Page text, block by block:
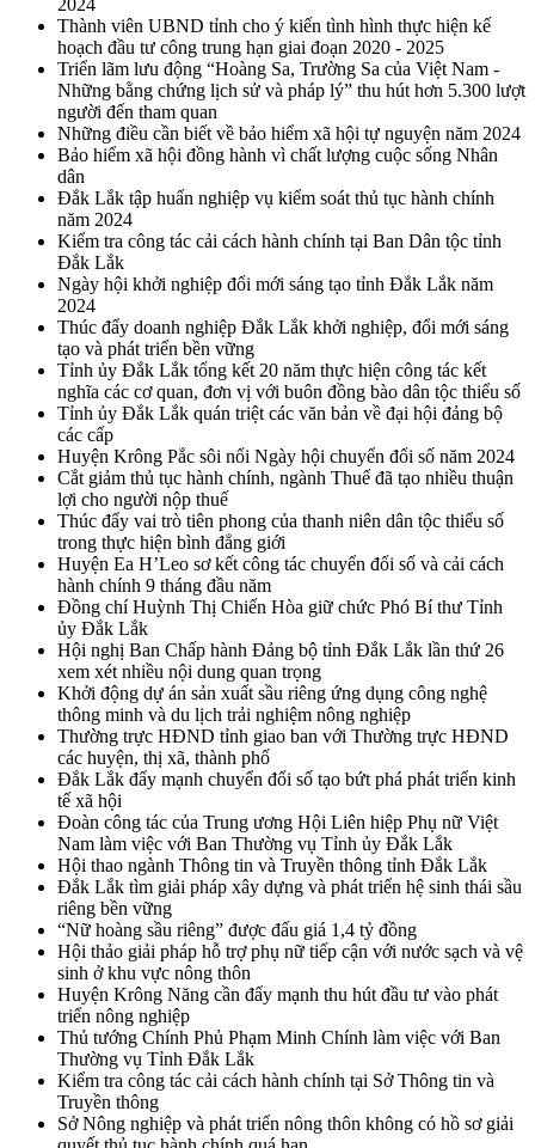
2024
Thành viên UBND tỉnh cho ý kiến tình hình thực hiện kế
hoạch đầu tư công trung hạn giai đoạn 2020 - 2025
Triển lãm lưu động “Hoàng Sa, Trường Sa của Việt Nam -
Những bằng chứng lịch sử và pháp lý” thu hút hơn 5.300 lượt
người đến tham quan
Những điều cần biết về bảo hiểm xã hội tự nguyện năm 2024
Bảo hiểm xã hội đồng hành vì chất lượng cuộc sống Nhân
dân
Đắk Lắk tập huấn nghiệp vụ kiểm soát thủ tục hành chính
năm 2024
Kiểm tra công tác cải cách hành chính tại Ban Dân tộc tỉnh
Đắk Lắk
Ngày hội khởi nghiệp đổi mới sáng tạo tỉnh Đắk Lắk năm
2024
Thúc đẩy doanh nghiệp Đắk Lắk khởi nghiệp, đổi mới sáng
tạo và phát triển bền vững
Tỉnh ủy Đắk Lắk tổng kết 20 năm thực hiện công tác kết
nghĩa các cơ quan, đơn vị với buôn đồng bào dân tộc thiểu số
Tỉnh ủy Đắk Lắk quán triệt các văn bản về đại hội đảng bộ
các cấp
Huyện Krông Pắc sôi nổi Ngày hội chuyển đổi số năm 2024
Cắt giảm thủ tục hành chính, ngành Thuế đã tạo nhiều thuận
lợi cho người nộp thuế
Thúc đẩy vai trò tiên phong của thanh niên dân tộc thiểu số
trong thực hiện bình đẳng giới
Huyện Ea H’Leo sơ kết công tác chuyển đổi số và cải cách
hành chính 9 tháng đầu năm
Đồng chí Huỳnh Thị Chiến Hòa giữ chức Phó Bí thư Tỉnh
ủy Đắk Lắk
Hội nghị Ban Chấp hành Đảng bộ tỉnh Đắk Lắk lần thứ 26
xem xét nhiều nội dung quan trọng
Khởi động dự án sản xuất sầu riêng ứng dụng công nghệ
thông minh và du lịch trải nghiệm nông nghiệp
Thường trực HĐND tỉnh giao ban với Thường trực HĐND
các huyện, thị xã, thành phố
Đắk Lắk đẩy mạnh chuyển đổi số tạo bứt phá phát triển kinh
tế xã hội
Đoàn công tác của Trung ương Hội Liên hiệp Phụ nữ Việt
Nam làm việc với Ban Thường vụ Tỉnh ủy Đắk Lắk
Hội thao ngành Thông tin và Truyền thông tỉnh Đắk Lắk
Đắk Lắk tìm giải pháp xây dựng và phát triển hệ sinh thái sầu
riêng bền vững
“Nữ hoàng sầu riêng” được đấu giá 1,4 tỷ đồng
Hội thảo giải pháp hỗ trợ phụ nữ tiếp cận với nước sạch và vệ
sinh ở khu vực nông thôn
Huyện Krông Năng cần đẩy mạnh thu hút đầu tư vào phát
triển nông nghiệp
Thủ tướng Chính Phủ Phạm Minh Chính làm việc với Ban
Thường vụ Tỉnh Đắk Lắk
Kiểm tra công tác cải cách hành chính tại Sở Thông tin và
Truyền thông
Sở Nông nghiệp và phát triển nông thôn không có hồ sơ giải